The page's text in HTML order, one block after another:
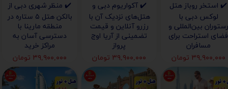
✔️ استخر روباز هتل
لوکس دبی با
رستوران بین‌المللی و
فضای استراحت برای
مسافران
۳۹,۹۰۰,۰۰۰ تومان
✔️ آکواریوم دبی و
هتل‌های نزدیک آن با
رزرو آنلاین و قیمت
تضمینی از آریا اوج
پرواز
۳۹,۹۰۰,۰۰۰ تومان
✔️ منظر شهری دبی از
بالکن هتل ۵ ستاره در
منطقه مارینا با
دسترسی آسان به
مراکز خرید
۳۹,۹۰۰,۰۰۰ تومان